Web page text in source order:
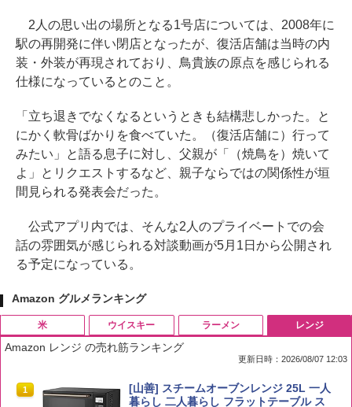
2人の思い出の場所となる1号店については、2008年に
駅の再開発に伴い閉店となったが、復活店舗は当時の内
装・外装が再現されており、鳥貴族の原点を感じられる
仕様になっているとのこと。
「立ち退きでなくなるというときも結構悲しかった。と
にかく軟骨ばかりを食べていた。（復活店舗に）行って
みたい」と語る息子に対し、父親が「（焼鳥を）焼いて
よ」とリクエストするなど、親子ならではの関係性が垣
間見られる発表会だった。
公式アプリ内では、そんな2人のプライベートでの会
話の雰囲気が感じられる対談動画が5月1日から公開され
る予定になっている。
Amazon グルメランキング
米
1 by Amazon 国産ブレンド米 精米 5kg
ウイスキー
1
ブラックニッカ ニッカ Nikka ウィスキ
ー4000ml ブラックニッカクリア ウヰス
ラーメン
1
チキンラーメン どんぶり 85g×12個 日清
食品 インスタント カップ麺
レンジ
Amazon レンジ の売れ筋ランキング
更新日時：2026/08/07 12:03
1
[山善] スチームオーブンレンジ 25L 一人
暮らし 二人暮らし フラットテーブル ス